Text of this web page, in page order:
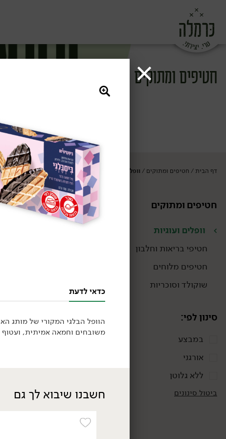
חטיפים ומתוקים
דף הבית / חטיפים ומתוקים / וופלים ועוגיות
חטיפים ומתוקים
וופלים ועוגיות
חטיפי בריאות וחלבון
חטיפים מלוחים
שוקולד וסוכריות
סינון לפי:
במבצע
אורגני
ללא גלוטן
ביטול סינונים
וופלים ועוגיות
כדאי לדעת
משובחים וחמאה אמיתית, ועטוף
חשבנו שיבוא לך גם